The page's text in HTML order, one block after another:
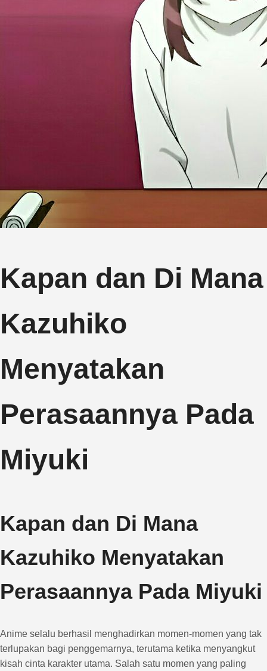
Kapan dan Di Mana
Kazuhiko
Menyatakan
Perasaannya Pada
Miyuki
Kapan dan Di Mana
Kazuhiko Menyatakan
Perasaannya Pada Miyuki
Anime selalu berhasil menghadirkan momen-momen yang tak
terlupakan bagi penggemarnya, terutama ketika menyangkut
kisah cinta karakter utama. Salah satu momen yang paling